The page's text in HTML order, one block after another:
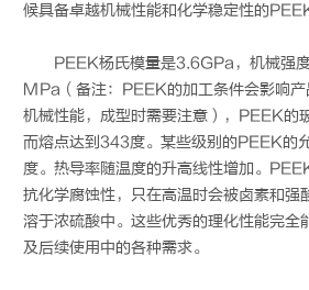
候具备卓越机械性能和化学稳定性的
PEEK杨氏模量是3.6GPa，机械强
MPa（备注：PEEK的加工条件会影响产
机械性能，成型时需要注意），PEEK的
而熔点达到343度。某些级别的PEEK的
度。热导率随温度的升高线性增加。
抗化学腐蚀性，只在高温时会被卤素和
溶于浓硫酸中。这些优秀的理化性能完
及后续使用中的各种需求。